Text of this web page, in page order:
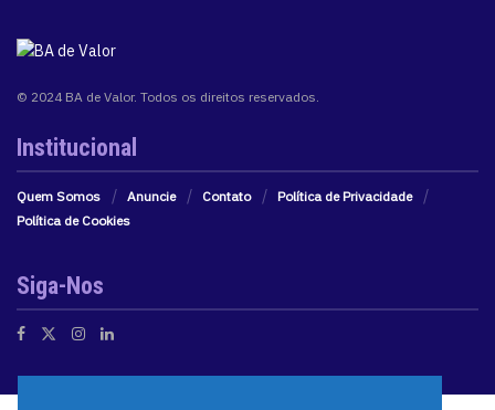
© 2024 BA de Valor. Todos os direitos reservados.
Institucional
Quem Somos Anuncie Contato
Política de Privacidade
Política de Cookies
Siga-Nos